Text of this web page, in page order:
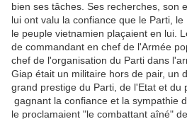
bien ses tâches. Ses recherches, son
lui ont valu la confiance que le Parti,
le peuple vietnamien plaçaient en lui.
de commandant en chef de l'Armée
chef de l'organisation du Parti dans
Giap était un militaire hors de pair, un
grand prestige du Parti, de l'Etat et du
gagnant la confiance et la sympathie
le proclamaient "le combattant aîné"